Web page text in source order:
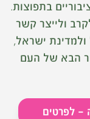
בתפוצות.
ולייצר קשר
ישראל,
הבא של העם